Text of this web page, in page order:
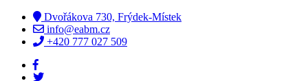
Dvořákova 730, Frýdek-Místek
info@eabm.cz
+420 777 027 509